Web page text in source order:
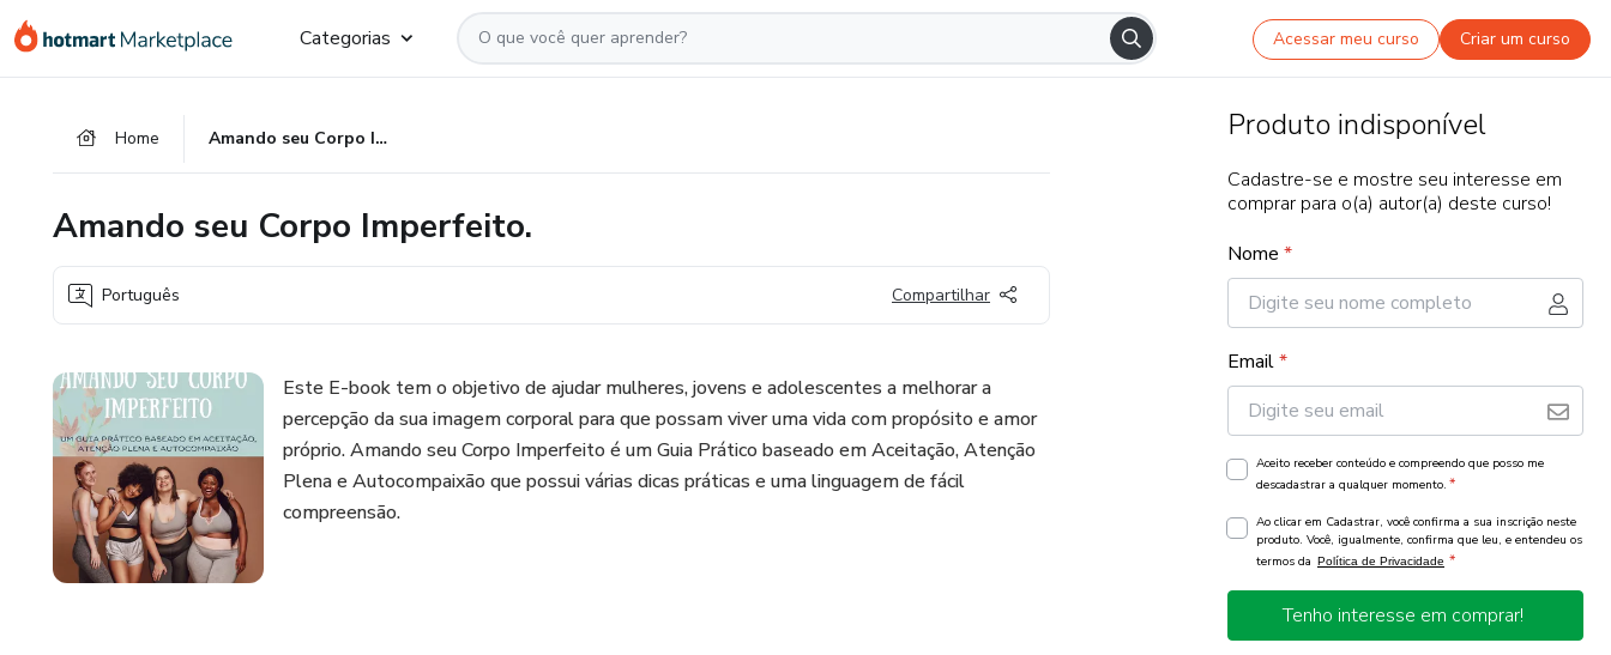
para
para
para
Categorias Acessar meu curso Criar um curso
Home Amando seu Corpo Imperfeito.
Amando seu Corpo Imperfeito.
Português Compartilhar
Este E-book tem o objetivo de ajudar mulheres, jovens e adolescentes a melhorar a
percepção da sua imagem corporal para que possam viver uma vida com propósito e amor
próprio. Amando seu Corpo Imperfeito é um Guia Prático baseado em Aceitação, Atenção
Plena e Autocompaixão que possui várias dicas práticas e uma linguagem de fácil
compreensão.
Produto indisponível
Cadastre-se e mostre seu interesse em
comprar para o(a) autor(a) deste curso!
Nome *
Email*
Aceito receber conteúdo e compreendo que posso me
descadastrar a qualquer momento. *
Ao clicar em Cadastrar, você confirma a sua inscrição neste
produto. Você, igualmente, confirma que leu, e entendeu os
termos da Política de Privacidade *
Tenho interesse em comprar!